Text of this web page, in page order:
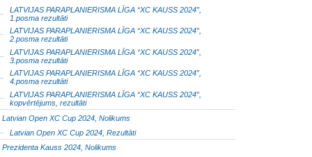
LATVIJAS PARAPLANIERISMA LĪGA “XC KAUSS 2024”,
1.posma rezultāti
LATVIJAS PARAPLANIERISMA LĪGA “XC KAUSS 2024”,
2.posma rezultāti
LATVIJAS PARAPLANIERISMA LĪGA “XC KAUSS 2024”,
3.posma rezultāti
LATVIJAS PARAPLANIERISMA LĪGA “XC KAUSS 2024”,
4.posma rezultāti
LATVIJAS PARAPLANIERISMA LĪGA “XC KAUSS 2024”,
kopvērtējums, rezultāti
Latvian Open XC Cup 2024, Nolikums
Latvian Open XC Cup 2024, Rezultāti
Prezidenta Kauss 2024, Nolikums